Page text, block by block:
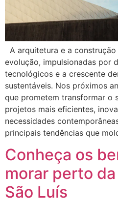
A arquitetura e a
evolução, impulsionadas por
tecnológicos e a crescente
sustentáveis. Nos próximos
que prometem transformar o
projetos mais eficientes,
necessidades
principais tendências que
Conheça os
morar perto
São Luís